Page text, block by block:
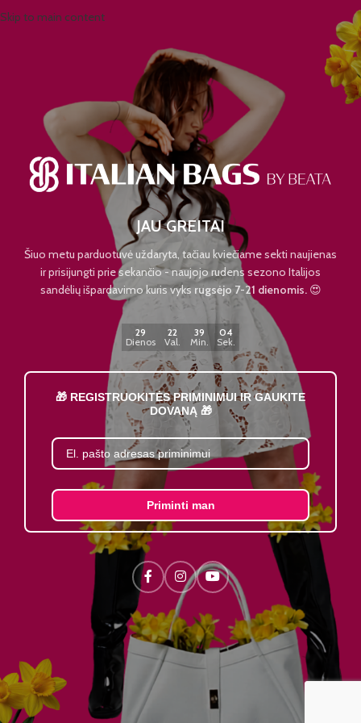
Skip to main content
JAU GREITAI
Šiuo metu parduotuvė uždaryta, tačiau kviečiame sekti naujienas
ir prisijungti prie sekančio - naujojo rudens sezono Italijos
sandėlių išpardavimo kuris vyks rugsėjo 7-21 dienomis.😍
29
Dienos
22
Val.
39
Min.
04
Sek.
🎁 REGISTRUOKITĖS PRIMINIMUI IR GAUKITE
DOVANĄ 🎁
Priminti man